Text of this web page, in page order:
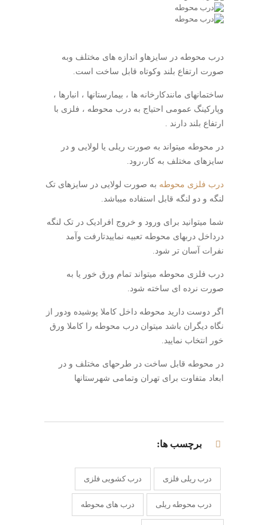
درب محوطه در سایزهاو اندازه های مختلف وبه
صورت ارتفاع بلند وکوتاه قابل ساخت است.
ساختمانهای مانندکارخانه ها ، بیمارستانها ، انبارها ،
وپارکینگ عمومی احتیاج به درب محوطه ، فلزی با
ارتفاع بلند دارند .
در محوطه میتواند به صورت ریلی یا لولایی و در
سایزهای مختلف به کار،رود.
درب فلزی محوطه به صورت لولایی در سایزهای تک
لنگه و دو لنگه قابل استفاده میباشد.
شما میتوانید برای ورود و خروج افرادیک در تک لنگه
درداخل دربهای محوطه تعبیه نماییدتارفت وآمد
نفرات آسان تر شود.
درب فلزی محوطه میتواند تمام ورق خور یا به
صورت نرده ای ساخته شود.
اگر دوست دارید محوطه داخل کاملا پوشیده ودور از
نگاه دیگران باشد میتوان درب محوطه را کاملا ورق
خور انتخاب نمایید.
در محوطه قابل ساخت در طرحهای مختلف و در
ابعاد متفاوت برای تهران وتمامی شهرستانها
برچسب ها:
درب ریلی فلزی درب کشویی فلزی
درب محوطه ریلی درب های محوطه